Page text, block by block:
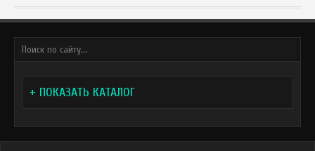
+ ПОКАЗАТЬ КАТАЛОГ